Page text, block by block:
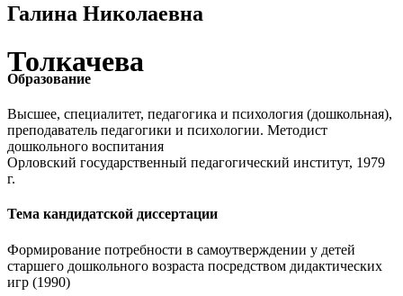
Галина Николаевна
Толкачева
Образование
Высшее, специалитет, педагогика и психология (дошкольная),
преподаватель педагогики и психологии. Методист
дошкольного воспитания
Орловский государственный педагогический институт, 1979
г.
Тема кандидатской диссертации
Формирование потребности в самоутверждении у детей
старшего дошкольного возраста посредством дидактических
игр (1990)